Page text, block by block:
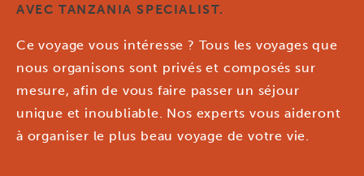
AVEC TANZANIA SPECIALIST.
Ce voyage vous intéresse ? Tous les voyages que
nous organisons sont privés et composés sur
mesure, afin de vous faire passer un séjour
unique et inoubliable. Nos experts vous aideront
à organiser le plus beau voyage de votre vie.